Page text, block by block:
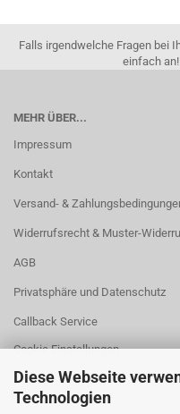
Diese Webseite
Technologien
Falls irgendwelche Fragen bei
einfach
MEHR ÜBER...
Impressum
Kontakt
Versand- &
Widerrufsrecht & Muster-
AGB
Privatsphäre und Datenschutz
Callback Service
Cookie Einstellungen